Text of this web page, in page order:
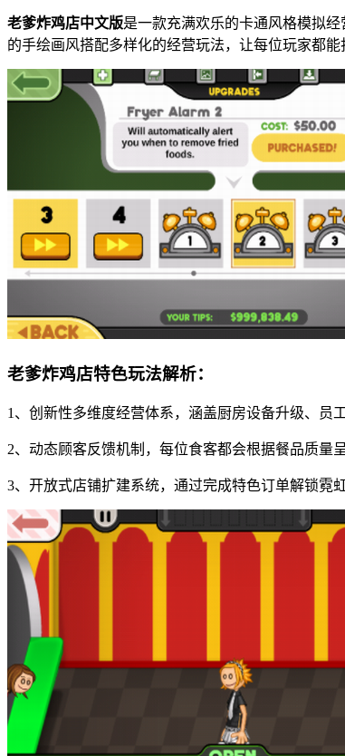
老爹炸鸡店中文版是一款充满欢乐的卡通风格模拟
的手绘画风搭配多样化的经营玩法，让每位玩家都能
老爹炸鸡店特色玩法解析：
1、创新性多维度经营体系，涵盖厨房设备升级、员
2、动态顾客反馈机制，每位食客都会根据餐品质量
3、开放式店铺扩建系统，通过完成特色订单解锁霓